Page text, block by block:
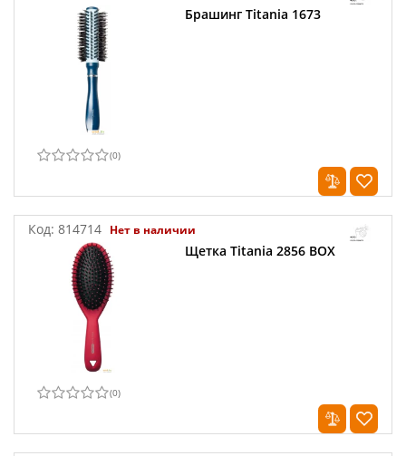
Брашинг Titania 1673
(0)
Код: 814714 Нет в наличии
Щетка Titania 2856 BOX
(0)